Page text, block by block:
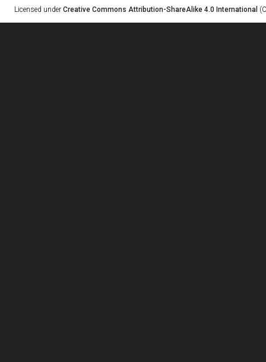
Licensed under Creative Commons Attribution-ShareAlike 4.0 International